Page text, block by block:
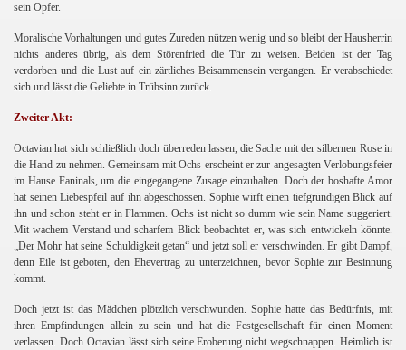
sein Opfer.
Moralische Vorhaltungen und gutes Zureden nützen wenig und so bleibt der Hausherrin
nichts anderes übrig, als dem Störenfried die Tür zu weisen. Beiden ist der Tag
verdorben und die Lust auf ein zärtliches Beisammensein vergangen. Er verabschiedet
sich und lässt die Geliebte in Trübsinn zurück.
Zweiter Akt:
Octavian hat sich schließlich doch überreden lassen, die Sache mit der silbernen Rose in
die Hand zu nehmen. Gemeinsam mit Ochs erscheint er zur angesagten Verlobungsfeier
im Hause Faninals, um die eingegangene Zusage einzuhalten. Doch der boshafte Amor
hat seinen Liebespfeil auf ihn abgeschossen. Sophie wirft einen tiefgründigen Blick auf
ihn und schon steht er in Flammen. Ochs ist nicht so dumm wie sein Name suggeriert.
Mit wachem Verstand und scharfem Blick beobachtet er, was sich entwickeln könnte.
„Der Mohr hat seine Schuldigkeit getan“ und jetzt soll er verschwinden. Er gibt Dampf,
denn Eile ist geboten, den Ehevertrag zu unterzeichnen, bevor Sophie zur Besinnung
kommt.
Doch jetzt ist das Mädchen plötzlich verschwunden. Sophie hatte das Bedürfnis, mit
ihren Empfindungen allein zu sein und hat die Festgesellschaft für einen Moment
verlassen. Doch Octavian lässt sich seine Eroberung nicht wegschnappen. Heimlich ist